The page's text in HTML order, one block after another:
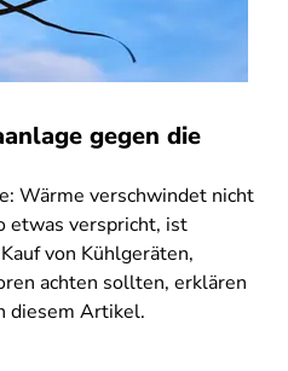
gegen die
Wärme verschwindet nicht
etwas verspricht, ist
von Kühlgeräten,
achten sollten, erklären
diesem Artikel.